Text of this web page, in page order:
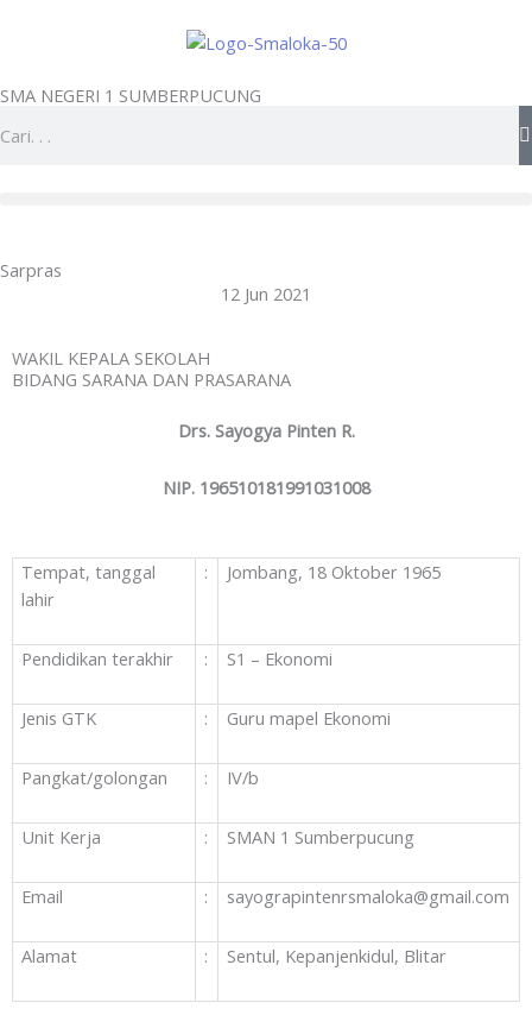
SMA NEGERI 1 SUMBERPUCUNG
Sarpras
12 Jun 2021
WAKIL KEPALA SEKOLAH
BIDANG SARANA DAN PRASARANA
Drs. Sayogya Pinten R.
NIP. 196510181991031008
Tempat, tanggal
lahir
: Jombang, 18 Oktober 1965
Pendidikan terakhir : S1 – Ekonomi
Jenis GTK : Guru mapel Ekonomi
Pangkat/golongan : IV/b
Unit Kerja : SMAN 1 Sumberpucung
Email : sayograpintenrsmaloka@gmail.com
Alamat : Sentul, Kepanjenkidul, Blitar